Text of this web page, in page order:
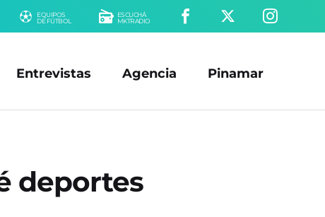
EQUIPOS
DE FÚTBOL
ESCUCHÁ
MKTRADIO
Entrevistas Agencia Pinamar
deportes